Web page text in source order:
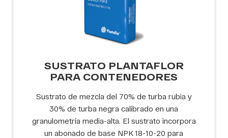
SUSTRATO PLANTAFLOR
PARA CONTENEDORES
Sustrato de mezcla del 70% de turba rubia y
30% de turba negra calibrado en una
granulometría media-alta. El sustrato incorpora
un abonado de base NPK 18-10-20 para